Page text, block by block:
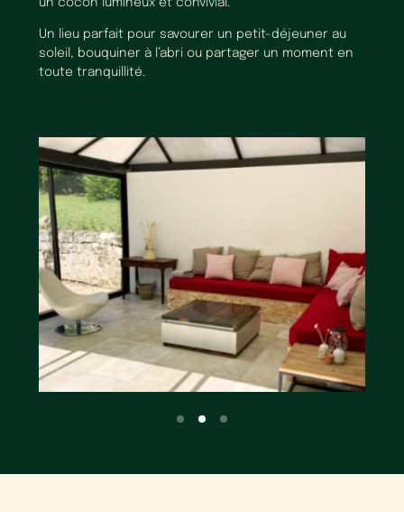
Un lieu parfait pour savourer un petit-déjeuner au
soleil, bouquiner à l’abri ou partager un moment en
toute tranquillité.